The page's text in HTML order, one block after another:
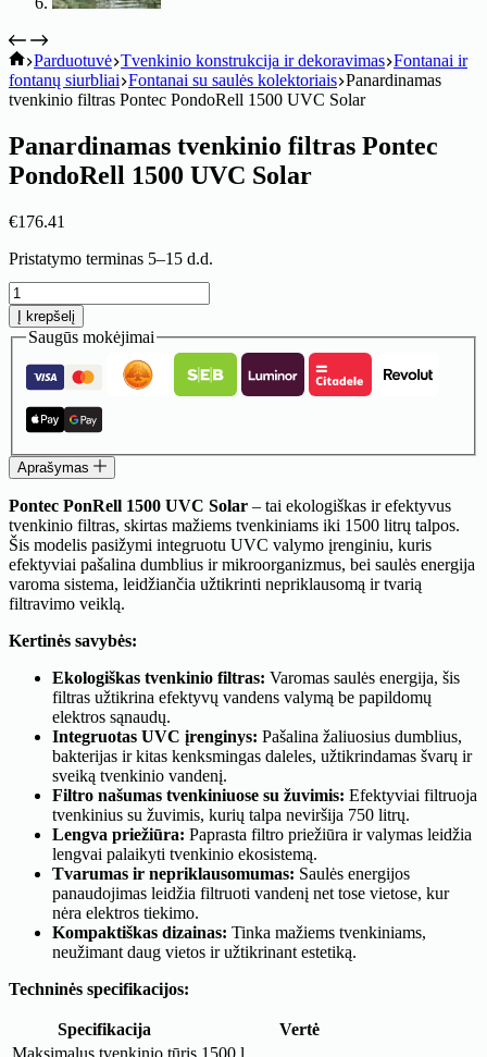
koitik
Parduotuvė Tvenkinio konstrukcija ir dekoravimas Fontanai ir
fontanų siurbliai Fontanai su saulės kolektoriais Panardinamas
tvenkinio filtras Pontec PondoRell 1500 UVC Solar
Panardinamas tvenkinio filtras Pontec
PondoRell 1500 UVC Solar
€176.41
Pristatymo terminas 5–15 d.d.
produkto
kiekis:
Panardinamas
tvenkinio
filtras
Pontec
PondoRell
1500
Solar
Į krepšelį
Saugūs mokėjimai
Aprašymas
Pontec PonRell 1500 UVC Solar – tai ekologiškas ir efektyvus
tvenkinio filtras, skirtas mažiems tvenkiniams iki 1500 litrų talpos.
Šis modelis pasižymi integruotu UVC valymo įrenginiu, kuris
efektyviai pašalina dumblius ir mikroorganizmus, bei saulės energija
varoma sistema, leidžiančia užtikrinti nepriklausomą ir tvarią
filtravimo veiklą.
Kertinės savybės:
Ekologiškas tvenkinio filtras: Varomas saulės energija, šis
filtras užtikrina efektyvų vandens valymą be papildomų
elektros sąnaudų.
Integruotas UVC įrenginys: Pašalina žaliuosius dumblius,
bakterijas ir kitas kenksmingas daleles, užtikrindamas švarų ir
sveiką tvenkinio vandenį.
Filtro našumas tvenkiniuose su žuvimis: Efektyviai filtruoja
tvenkinius su žuvimis, kurių talpa neviršija 750 litrų.
Lengva priežiūra: Paprasta filtro priežiūra ir valymas leidžia
lengvai palaikyti tvenkinio ekosistemą.
Tvarumas ir nepriklausomumas: Saulės energijos
panaudojimas leidžia filtruoti vandenį net tose vietose, kur
nėra elektros tiekimo.
Kompaktiškas dizainas: Tinka mažiems tvenkiniams,
neužimant daug vietos ir užtikrinant estetiką.
Techninės specifikacijos:
Specifikacija
Vertė